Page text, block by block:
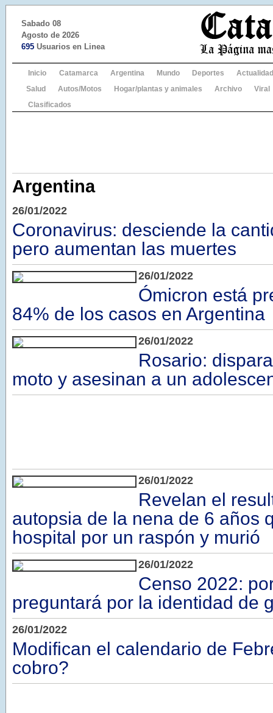
Sabado 08
Agosto de 2026
695 Usuarios en Linea
Inicio Catamarca Argentina Mundo Deportes
Actualidad
Salud
Autos/Motos Hogar/plantas y animales Archivo
Viral
Clasificados
Argentina
26/01/2022
Coronavirus: desciende la
pero aumentan las muertes
26/01/2022
Ómicron está
84% de los casos en Argentina
26/01/2022
Rosario:
moto y asesinan a un
26/01/2022
Revelan el
autopsia de la nena de 6 años
hospital por un raspón y murió
26/01/2022
Censo 2022:
preguntará por la identidad de
26/01/2022
Modifican el calendario de
cobro?